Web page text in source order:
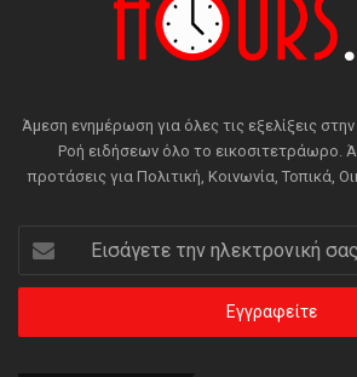
Άμεση ενημέρωση για όλες τις εξελίξεις
Ροή ειδήσεων όλο το εικοσιτετράωρο.
προτάσεις για Πολιτική, Κοινωνία, Τοπικά,
Εισάγετε
την
ηλεκτρονική
διεύθυνση